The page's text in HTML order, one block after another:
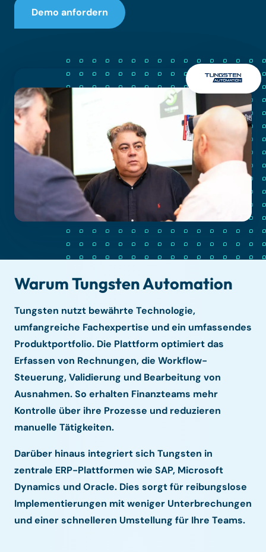
Demo anfordern
Warum Tungsten Automation
Tungsten nutzt bewährte Technologie,
umfangreiche Fachexpertise und ein umfassendes
Produktportfolio. Die Plattform optimiert das
Erfassen von Rechnungen, die Workflow-
Steuerung, Validierung und Bearbeitung von
Ausnahmen. So erhalten Finanzteams mehr
Kontrolle über ihre Prozesse und reduzieren
manuelle Tätigkeiten.
Darüber hinaus integriert sich Tungsten in
zentrale ERP-Plattformen wie SAP, Microsoft
Dynamics und Oracle. Dies sorgt für reibungslose
Implementierungen mit weniger Unterbrechungen
und einer schnelleren Umstellung für Ihre Teams.